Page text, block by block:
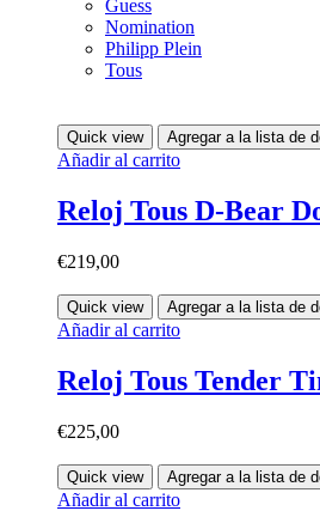
Guess
Nomination
Philipp Plein
Tous
Quick view Agregar a la lista de
Añadir al carrito
Reloj Tous D-Bear
€219,00
Quick view Agregar a la lista de
Añadir al carrito
Reloj Tous Tender
€225,00
Quick view Agregar a la lista de
Añadir al carrito